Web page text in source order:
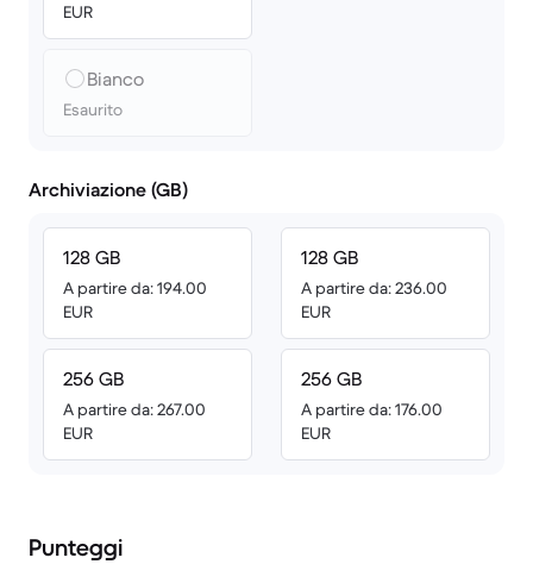
EUR
Bianco
Esaurito
Archiviazione (GB)
128 GB
A partire da: 194.00
EUR
256 GB
A partire da: 267.00
EUR
128 GB
A partire da: 236.00
EUR
256 GB
A partire da: 176.00
EUR
Punteggi